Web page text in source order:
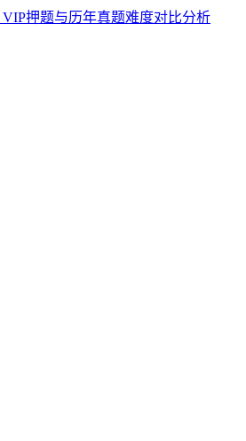
押题与历年真题难度对比分析